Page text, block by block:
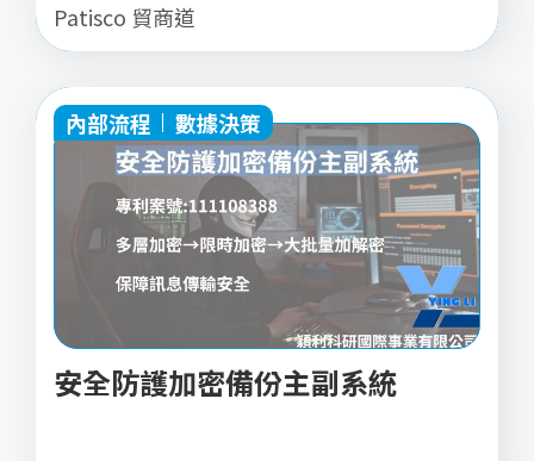
Patisco 貿商道
內部流程 數據決策
安全防護加密備份主副系統